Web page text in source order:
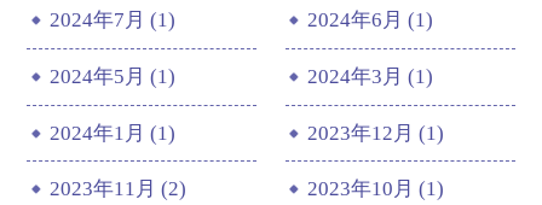
2024年7月 (1) 2024年6月 (1)
2024年5月 (1) 2024年3月 (1)
2024年1月 (1) 2023年12月 (1)
2023年11月 (2) 2023年10月 (1)